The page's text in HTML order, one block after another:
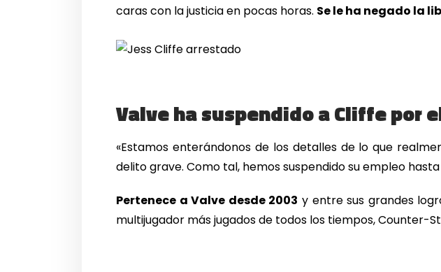
caras con la justicia en pocas horas. Se le ha negado la
Valve ha suspendido a Cliffe por
«Estamos enterándonos de los detalles de lo que
delito grave. Como tal, hemos suspendido su empleo
Pertenece a Valve desde 2003 y entre sus grandes
multijugador más jugados de todos los tiempos, Counter-